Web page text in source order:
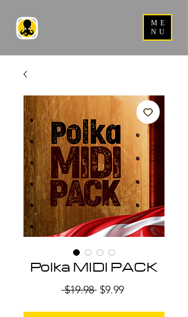
ME
NU
Polka MIDI PACK
$19.98 通
$9.99セ